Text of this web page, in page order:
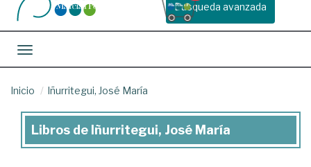
Busqueda avanzada
Toggle navigation
Inicio Iñurritegui, José María
Libros
Libros de Iñurritegui, José María